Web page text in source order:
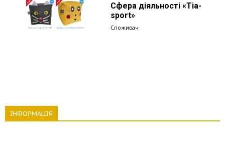
Сфера діяльності «Tia-
sport»
Споживач
ІНФОРМАЦІЯ